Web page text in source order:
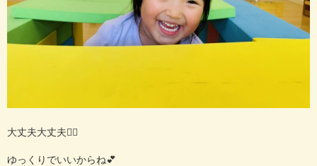
大丈夫大丈夫🙆‍♀️
ゆっくりでいいからね💕